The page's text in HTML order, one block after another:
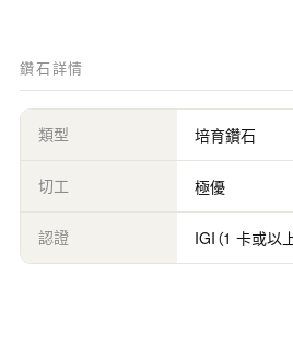
鑽石詳情
類型 培育鑽石
切工 極優
認證 IGI（1 卡或以上